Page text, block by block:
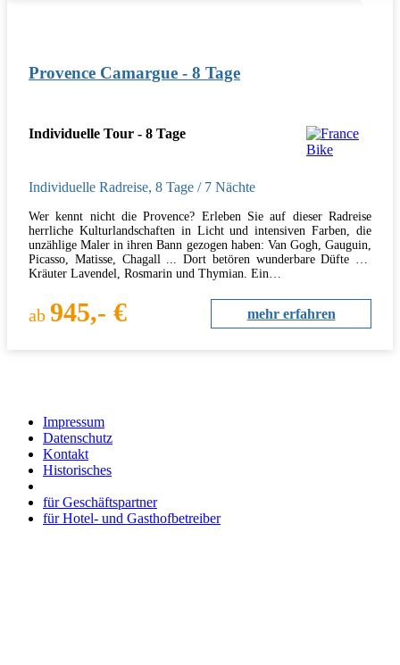
Provence Camargue - 8 Tage
Individuelle Tour - 8 Tage
Individuelle Radreise, 8 Tage / 7 Nächte
Wer kennt nicht die Provence? Erleben Sie auf dieser Radreise
herrliche Kulturlandschaften in Licht und intensiven Farben, die
unzählige Maler in ihren Bann gezogen haben: Van Gogh, Gauguin,
Picasso, Matisse, Chagall ... Dort betören wunderbare Düfte der
Kräuter Lavendel, Rosmarin und Thymian. Ein…
ab 945,- € mehr erfahren
Impressum
Datenschutz
Kontakt
Historisches
für Geschäftspartner
für Hotel- und Gasthofbetreiber